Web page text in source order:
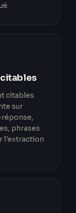
citables
citables
sur
réponse,
phrases
l'extraction